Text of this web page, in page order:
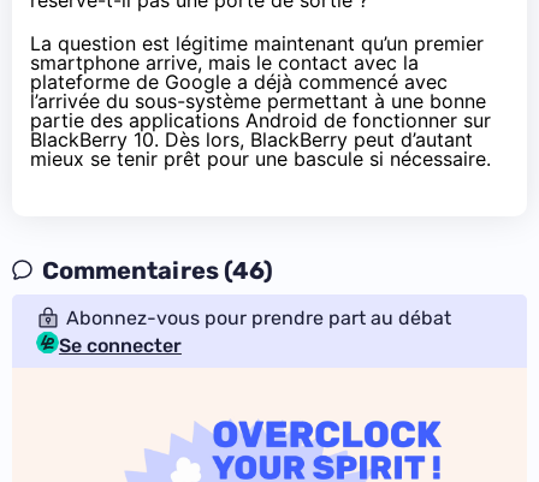
La question est légitime maintenant qu’un premier
smartphone arrive, mais le contact avec la
plateforme de Google a déjà commencé avec
l’arrivée du sous-système permettant à une bonne
partie des applications Android de fonctionner sur
BlackBerry 10. Dès lors, BlackBerry peut d’autant
mieux se tenir prêt pour une bascule si nécessaire.
Commentaires (46)
Abonnez-vous pour prendre part au débat
Se connecter